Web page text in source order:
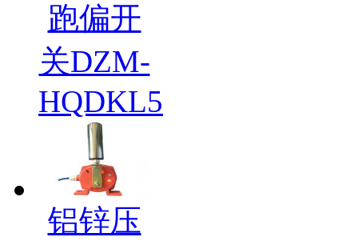
跑偏开
关DZM-
HQDKL5
铝锌压